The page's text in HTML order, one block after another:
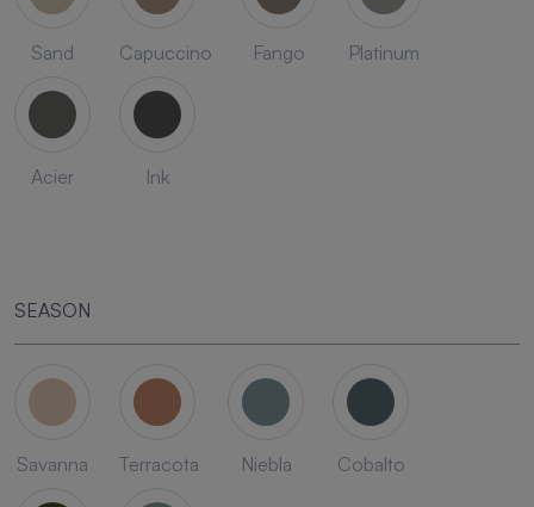
Sand Capuccino Fango Platinum
Acier Ink
SEASON
Savanna Terracota Niebla Cobalto